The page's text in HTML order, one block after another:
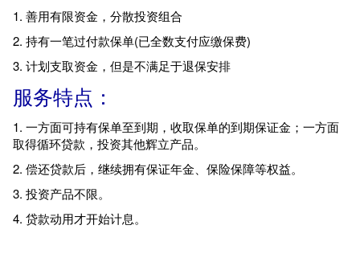
1. 善用有限资金，分散投资组合
2. 持有一笔过付款保单(已全数支付应缴保费)
3. 计划支取资金，但是不满足于退保安排
服务特点：
1. 一方面可持有保单至到期，收取保单的到期保证金；一方面
取得循环贷款，投资其他辉立产品。
2. 偿还贷款后，继续拥有保证年金、保险保障等权益。
3. 投资产品不限。
4. 贷款动用才开始计息。